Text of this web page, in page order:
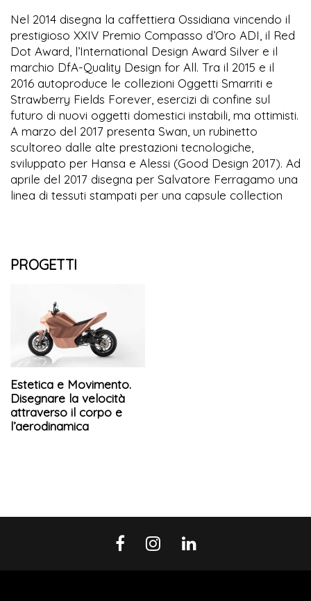
Nel 2014 disegna la caffettiera Ossidiana vincendo il
prestigioso XXIV Premio Compasso d’Oro ADI, il Red
Dot Award, l’International Design Award Silver e il
marchio DfA-Quality Design for All. Tra il 2015 e il
2016 autoproduce le collezioni Oggetti Smarriti e
Strawberry Fields Forever, esercizi di confine sul
futuro di nuovi oggetti domestici instabili, ma ottimisti.
A marzo del 2017 presenta Swan, un rubinetto
scultoreo dalle alte prestazioni tecnologiche,
sviluppato per Hansa e Alessi (Good Design 2017). Ad
aprile del 2017 disegna per Salvatore Ferragamo una
linea di tessuti stampati per una capsule collection
PROGETTI
Estetica e Movimento.
Disegnare la velocità
attraverso il corpo e
l’aerodinamica